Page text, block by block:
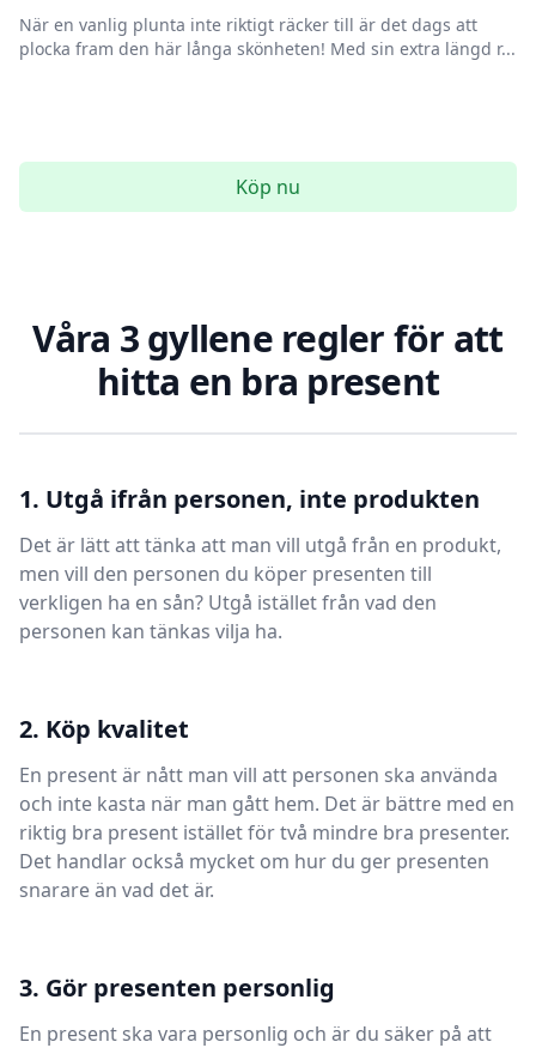
När en vanlig plunta inte riktigt räcker till är det dags att
plocka fram den här långa skönheten! Med sin extra längd r...
Köp nu
Våra 3 gyllene regler för att
hitta en bra present
1. Utgå ifrån personen, inte produkten
Det är lätt att tänka att man vill utgå från en produkt,
men vill den personen du köper presenten till
verkligen ha en sån? Utgå istället från vad den
personen kan tänkas vilja ha.
2. Köp kvalitet
En present är nått man vill att personen ska använda
och inte kasta när man gått hem. Det är bättre med en
riktig bra present istället för två mindre bra presenter.
Det handlar också mycket om hur du ger presenten
snarare än vad det är.
3. Gör presenten personlig
En present ska vara personlig och är du säker på att